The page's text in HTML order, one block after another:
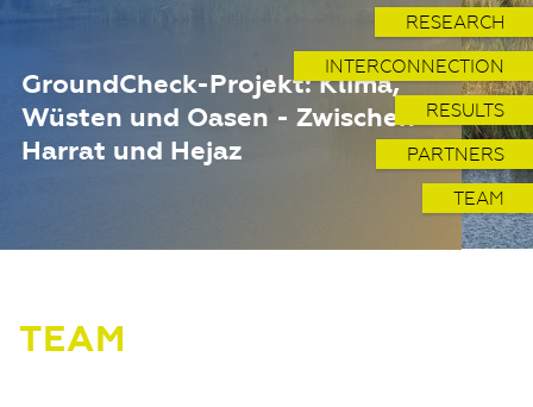
GroundCheck-Projekt: Klima,
Wüsten und Oasen - Zwischen
Harrat und Hejaz
RESEARCH
INTERCONNECTION
RESULTS
PARTNERS
TEAM
TEAM